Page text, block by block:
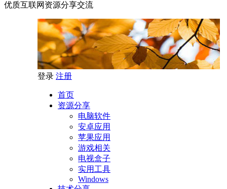
优质互联网资源分享交流
登录 注册
首页
资源分享
电脑软件
安卓应用
苹果应用
游戏相关
电视盒子
实用工具
Windows